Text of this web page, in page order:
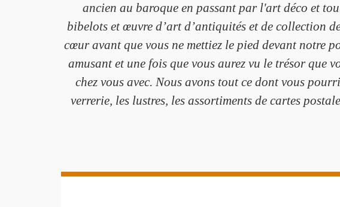
ancien au baroque en passant par l'art déco et
bibelots et œuvre d’art d’antiquités et de collection
cœur avant que vous ne mettiez le pied devant notre
amusant et une fois que vous aurez vu le trésor que
chez vous avec. Nous avons tout ce dont vous
verrerie, les lustres, les assortiments de cartes